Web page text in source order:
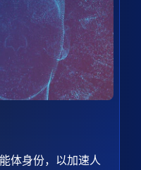
体身份，以加速人